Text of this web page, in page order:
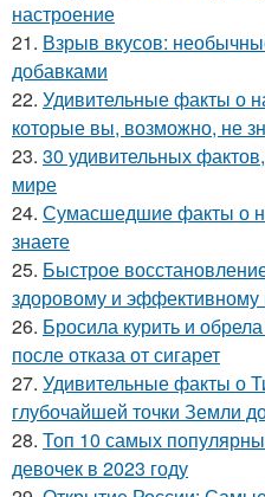
настроение
21. Взрыв вкусов:
добавками
22. Удивительные факты о
которые вы, возможно, не
23. 30 удивительных
мире
24. Сумасшедшие факты о
знаете
25. Быстрое
здоровому и
26. Бросила курить и
после отказа от сигарет
27. Удивительные факты о
глубочайшей точки Земли
28. Топ 10 самых
девочек в 2023 году